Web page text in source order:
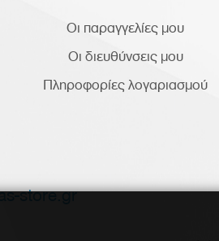
Οι παραγγελίες μου
Οι διευθύνσεις μου
Πληροφορίες λογαριασμού
store.gr